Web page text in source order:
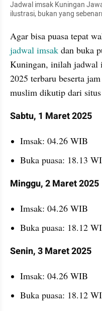
Jadwal imsak Kuningan
ilustrasi, bukan yang
jadwal imsak dan buka
Kuningan, inilah jadwal
2025 terbaru beserta
muslim dikutip dari
Sabtu, 1 Maret 2025
Imsak: 04.26 WIB
Buka puasa: 18.13
Minggu, 2 Maret 2025
Imsak: 04.26 WIB
Buka puasa: 18.12
Senin, 3 Maret 2025
Imsak: 04.26 WIB
Buka puasa: 18.12